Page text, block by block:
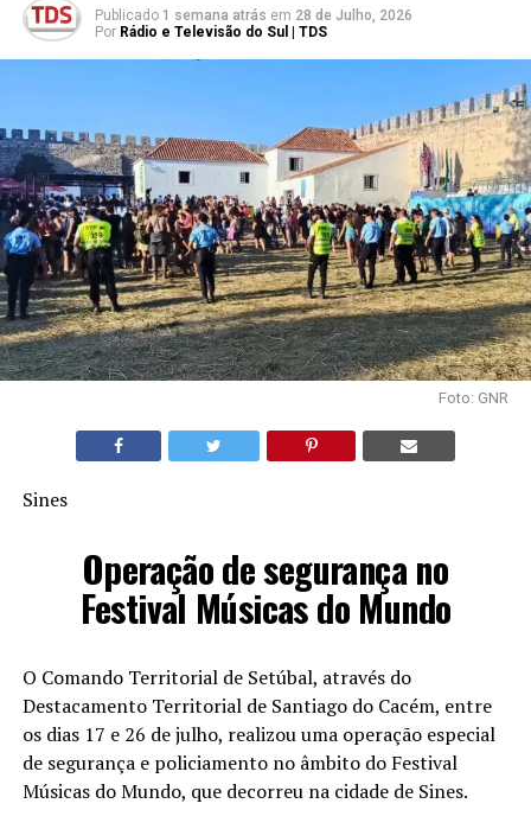
Publicado 1 semana atrás em 28 de Julho, 2026
Por Rádio e Televisão do Sul | TDS
Foto: GNR
Sines
Operação de segurança no
Festival Músicas do Mundo
O Comando Territorial de Setúbal, através do
Destacamento Territorial de Santiago do Cacém, entre
os dias 17 e 26 de julho, realizou uma operação especial
de segurança e policiamento no âmbito do Festival
Músicas do Mundo, que decorreu na cidade de Sines.